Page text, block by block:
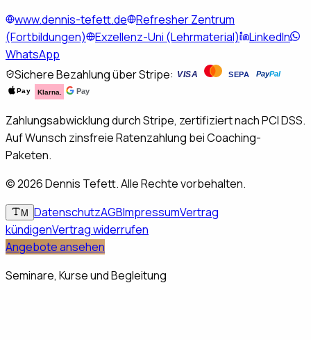
www.dennis-tefett.de
Refresher Zentrum
(Fortbildungen)
Exzellenz-Uni (Lehrmaterial)
LinkedIn
WhatsApp
Sichere Bezahlung über Stripe: VISA SEPA PayPal
Pay Klarna. Pay
Zahlungsabwicklung durch Stripe, zertifiziert nach PCI DSS.
Auf Wunsch zinsfreie Ratenzahlung bei Coaching-
Paketen.
©2026Dennis Tefett. Alle Rechte vorbehalten.
M DatenschutzAGBImpressumVertrag
kündigenVertrag widerrufen
Angebote ansehen
Seminare, Kurse und Begleitung